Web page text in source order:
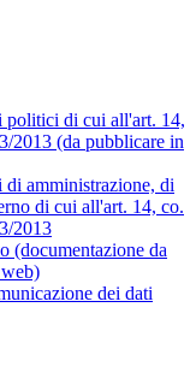
politici di cui all'art. 14,
2013 (da pubblicare in
amministrazione, di
di cui all'art. 14, co.
2013
(documentazione da
dei dati